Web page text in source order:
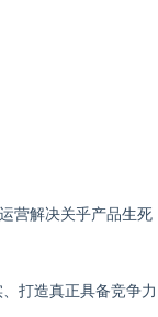
营解决关乎产品生死
打造真正具备竞争力